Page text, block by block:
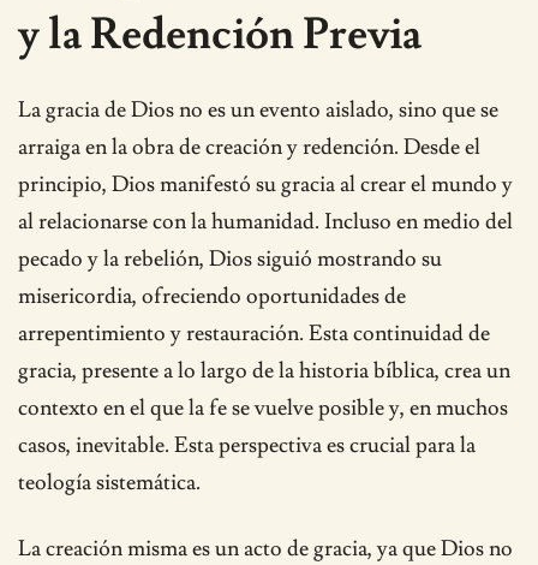
y la Redención Previa
La gracia de Dios no es un evento aislado, sino que se
arraiga en la obra de creación y redención. Desde el
principio, Dios manifestó su gracia al crear el mundo y
al relacionarse con la humanidad. Incluso en medio del
pecado y la rebelión, Dios siguió mostrando su
misericordia, ofreciendo oportunidades de
arrepentimiento y restauración. Esta continuidad de
gracia, presente a lo largo de la historia bíblica, crea un
contexto en el que la fe se vuelve posible y, en muchos
casos, inevitable. Esta perspectiva es crucial para la
teología sistemática.
La creación misma es un acto de gracia, ya que Dios no